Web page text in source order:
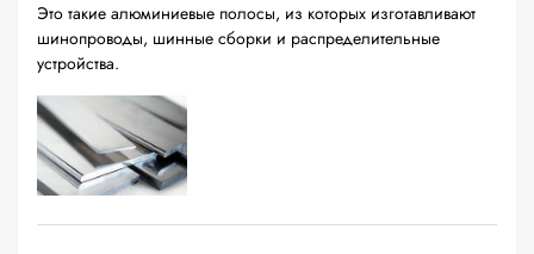
Это такие алюминиевые полосы, из которых изготавливают
шинопроводы, шинные сборки и распределительные
устройства.